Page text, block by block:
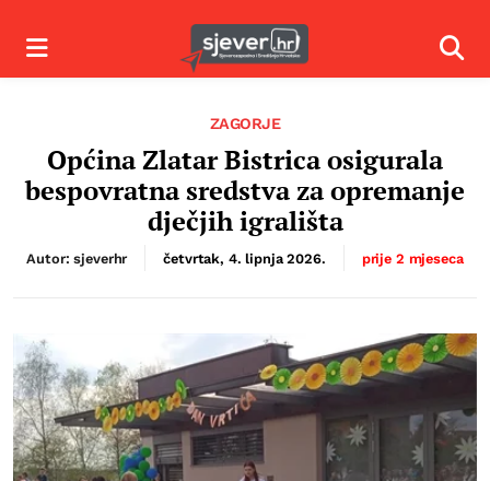
Izbornik
ZAGORJE
Općina Zlatar Bistrica osigurala
bespovratna sredstva za opremanje
dječjih igrališta
Autor: sjeverhr četvrtak, 4. lipnja 2026. prije 2 mjeseca